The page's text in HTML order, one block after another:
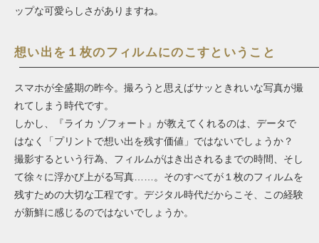
ップな可愛らしさがありますね。
想い出を１枚のフィルムにのこすということ
スマホが全盛期の昨今。撮ろうと思えばサッときれいな写真が撮
れてしまう時代です。
しかし、『ライカ ゾフォート』が教えてくれるのは、データで
はなく「プリントで想い出を残す価値」ではないでしょうか？
撮影するという行為、フィルムがはき出されるまでの時間、そし
て徐々に浮かび上がる写真……。そのすべてが１枚のフィルムを
残すための大切な工程です。デジタル時代だからこそ、この経験
が新鮮に感じるのではないでしょうか。